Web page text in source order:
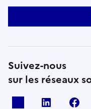
Suivez-nous
sur les réseaux
linkedin